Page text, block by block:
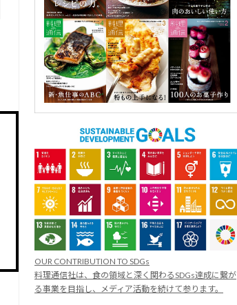
OUR CONTRIBUTION TO SDGs
料理通信社は、食の領域と深く関わるSDGs達成に繋が
る事業を目指し、メディア活動を続けて参ります。